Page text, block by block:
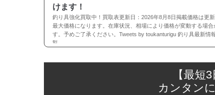
けます！
釣り具強化買取中！買取表更新日：2026年8月8日掲載価格は更
最大価格になります。在庫状況、相場により価格が変動する場合
す。予めご了承ください。Tweets by toukanturigu 釣り具最新情
覧
【最短
カンタン